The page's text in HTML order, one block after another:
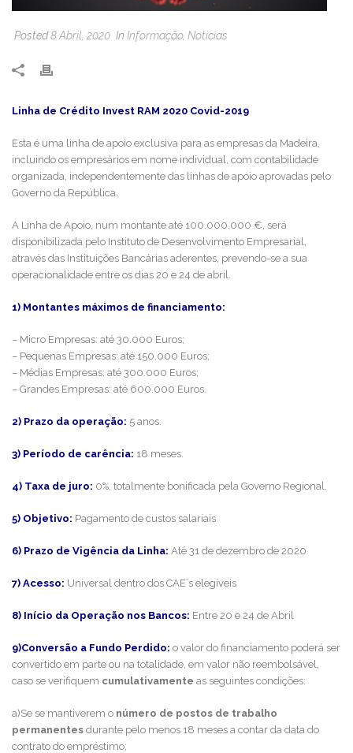
Posted8 Abril, 2020 In Informação, Noticias
Linha de Crédito Invest RAM 2020 Covid-2019
Esta é uma linha de apoio exclusiva para as empresas da Madeira,
incluindo os empresários em nome individual, com contabilidade
organizada, independentemente das linhas de apoio aprovadas pelo
Governo da República.
A Linha de Apoio, num montante até 100.000.000 €, será
disponibilizada pelo Instituto de Desenvolvimento Empresarial,
através das Instituições Bancárias aderentes, prevendo-se a sua
operacionalidade entre os dias 20 e 24 de abril.
1) Montantes máximos de financiamento:
– Micro Empresas: até 30.000 Euros;
– Pequenas Empresas: até 150.000 Euros;
– Médias Empresas: até 300.000 Euros;
– Grandes Empresas: até 600.000 Euros.
2) Prazo da operação: 5 anos.
3) Período de carência: 18 meses.
4) Taxa de juro: 0%, totalmente bonificada pela Governo Regional.
5) Objetivo: Pagamento de custos salariais
6) Prazo de Vigência da Linha: Até 31 de dezembro de 2020
7) Acesso: Universal dentro dos CAE´s elegíveis
8) Início da Operação nos Bancos: Entre 20 e 24 de Abril
9)Conversão a Fundo Perdido: o valor do financiamento poderá ser
convertido em parte ou na totalidade, em valor não reembolsável,
caso se verifiquem cumulativamente as seguintes condições:
a)Se se mantiverem o número de postos de trabalho
permanentes durante pelo menos 18 meses a contar da data do
contrato do empréstimo;